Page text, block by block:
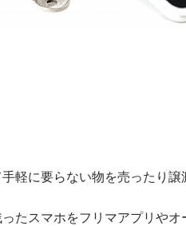
軽に要らない物を売ったり譲
たスマホをフリマアプリや